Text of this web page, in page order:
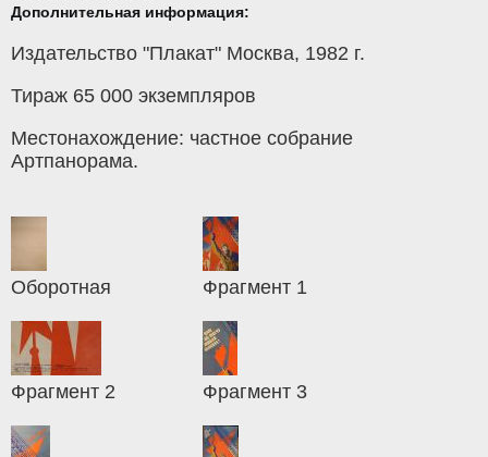
Дополнительная информация:
Издательство "Плакат" Москва, 1982 г.
Тираж 65 000 экземпляров
Местонахождение: частное собрание
Артпанорама.
Оборотная Фрагмент 1
Фрагмент 2 Фрагмент 3